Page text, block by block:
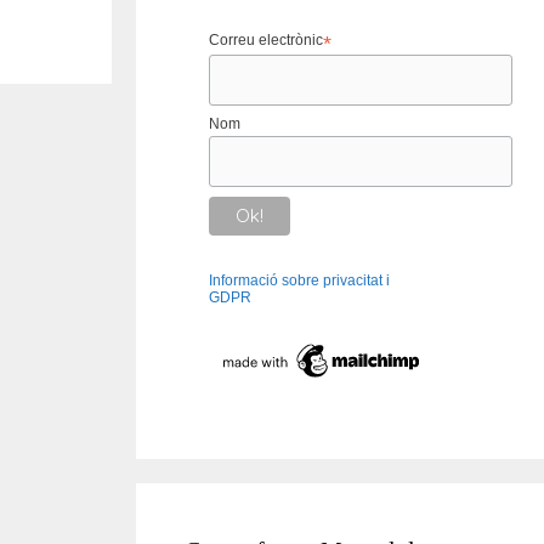
Correu electrònic*
Nom
Informació sobre privacitat i
GDPR